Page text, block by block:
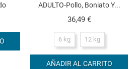
ADULTO-Pollo, Boniato Y...
36,49 €Precio
6 kg 12 kg
AÑADIR AL CARRITO